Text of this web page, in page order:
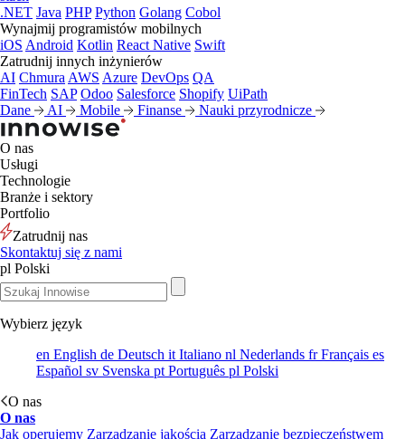
.NET Java PHP Python Golang Cobol
Wynajmij programistów mobilnych
iOS Android Kotlin React Native Swift
Zatrudnij innych inżynierów
AI Chmura AWS Azure DevOps QA
FinTech SAP Odoo Salesforce Shopify UiPath
Dane
AI Mobile Finanse Nauki przyrodnicze
O nas
Usługi
Technologie
Branże i sektory
Portfolio
Zatrudnij nas
Skontaktuj się z nami
pl Polski
Wybierz język
en English de Deutsch it Italiano nl Nederlands frFrançais es
Español sv Svenska pt Português pl Polski
O nas
O nas
Jak operujemy Zarządzanie jakością Zarządzanie bezpieczeństwem